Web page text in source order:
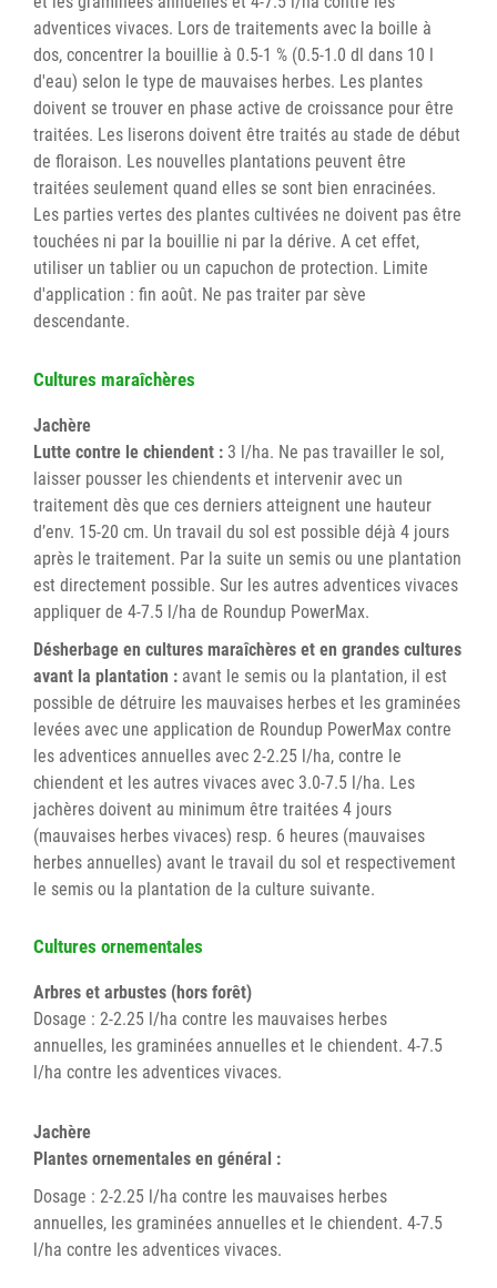
adventices vivaces. Lors de traitements avec la boille à
dos, concentrer la bouillie à 0.5-1 % (0.5-1.0 dl dans 10 l
d'eau) selon le type de mauvaises herbes. Les plantes
doivent se trouver en phase active de croissance pour être
traitées. Les liserons doivent être traités au stade de début
de floraison. Les nouvelles plantations peuvent être
traitées seulement quand elles se sont bien enracinées.
Les parties vertes des plantes cultivées ne doivent pas être
touchées ni par la bouillie ni par la dérive. A cet effet,
utiliser un tablier ou un capuchon de protection. Limite
d'application : fin août. Ne pas traiter par sève
descendante.
Cultures maraîchères
Jachère
Lutte contre le chiendent : 3 l/ha. Ne pas travailler le sol,
laisser pousser les chiendents et intervenir avec un
traitement dès que ces derniers atteignent une hauteur
d’env. 15-20 cm. Un travail du sol est possible déjà 4 jours
après le traitement. Par la suite un semis ou une plantation
est directement possible. Sur les autres adventices vivaces
appliquer de 4-7.5 l/ha de Roundup PowerMax.
Désherbage en cultures maraîchères et en grandes cultures
avant la plantation : avant le semis ou la plantation, il est
possible de détruire les mauvaises herbes et les graminées
levées avec une application de Roundup PowerMax contre
les adventices annuelles avec 2-2.25 l/ha, contre le
chiendent et les autres vivaces avec 3.0-7.5 l/ha. Les
jachères doivent au minimum être traitées 4 jours
(mauvaises herbes vivaces) resp. 6 heures (mauvaises
herbes annuelles) avant le travail du sol et respectivement
le semis ou la plantation de la culture suivante.
Cultures ornementales
Arbres et arbustes (hors forêt)
Dosage : 2-2.25 l/ha contre les mauvaises herbes
annuelles, les graminées annuelles et le chiendent. 4-7.5
l/ha contre les adventices vivaces.
Jachère
Plantes ornementales en général :
Dosage : 2-2.25 l/ha contre les mauvaises herbes
annuelles, les graminées annuelles et le chiendent. 4-7.5
l/ha contre les adventices vivaces.